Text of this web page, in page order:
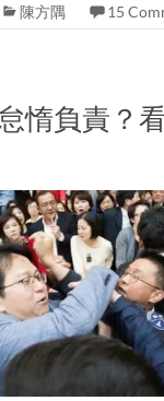
陳方隅 15
惰負責？